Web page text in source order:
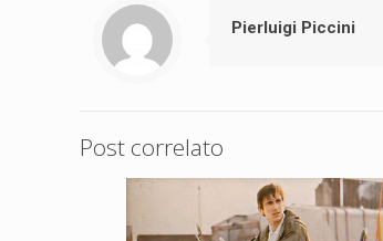
Pierluigi Piccini
Post correlato